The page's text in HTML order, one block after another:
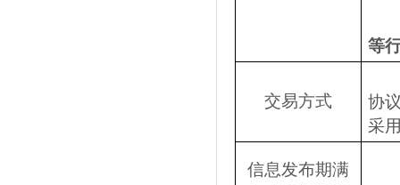
等
交易方式
协
采
信息发布期满